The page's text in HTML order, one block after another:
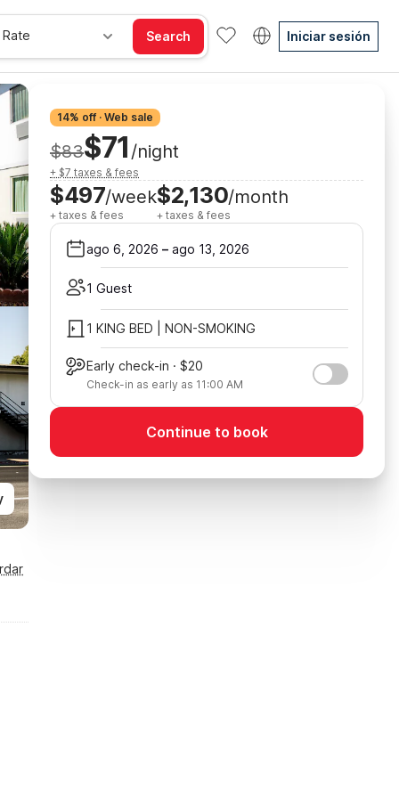
Search Iniciar sesión
14% off · Web sale
$83$71 /night
+ $7 taxes & fees
$497/week
+ taxes & fees
$2,130/month
+ taxes & fees
ago 6, 2026 – ago 13, 2026
1 Guest
1 KING BED | NON-SMOKING
Early check-in · $20
Check-in as early as 11:00 AM
Continue to book